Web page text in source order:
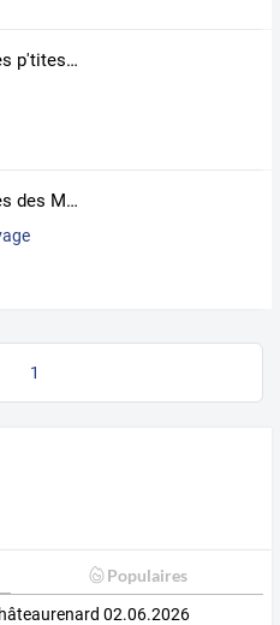
A la santé des p'tites gurines!
Les Aventures des Mondes Extraordinaires
1
Populaires
02.06.2026